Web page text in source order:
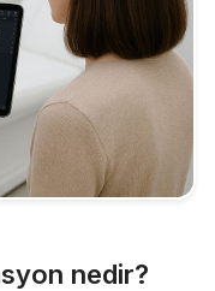
nedir?